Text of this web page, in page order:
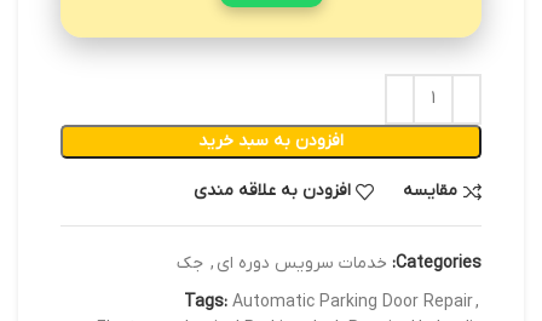
افزودن به سبد خرید
مقایسه افزودن به علاقه مندی
Categories: خدمات سرویس دوره ای , جک
Tags: Automatic Parking Door Repair,